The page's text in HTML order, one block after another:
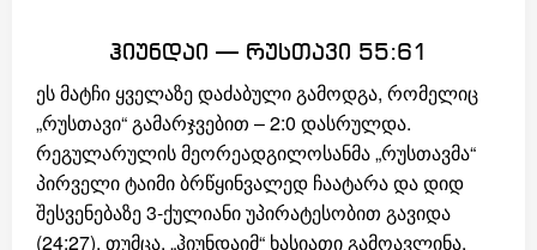
ჰიუნდაი — რუსთავი 55:61
ეს მატჩი ყველაზე დაძაბული გამოდგა, რომელიც
„რუსთავი“ გამარჯვებით – 2:0 დასრულდა.
რეგულარულის მეორეადგილოსანმა „რუსთავმა“
პირველი ტაიმი ბრწყინვალედ ჩაატარა და დიდ
შესვენებაზე 3-ქულიანი უპირატესობით გავიდა
(24:27). თუმცა, „ჰიუნდაიმ“ ხასიათი გამოავლინა,